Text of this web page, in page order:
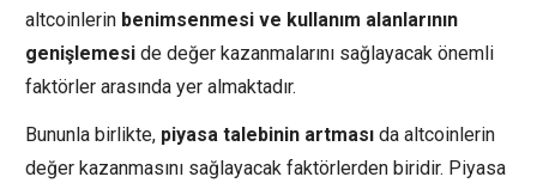
altcoinlerin benimsenmesi ve kullanım alanlarının
genişlemesi de değer kazanmalarını sağlayacak önemli
faktörler arasında yer almaktadır.
Bununla birlikte, piyasa talebinin artması da altcoinlerin
değer kazanmasını sağlayacak faktörlerden biridir. Piyasa